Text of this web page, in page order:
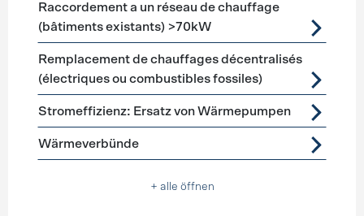
Raccordement a un réseau de chauffage
(bâtiments existants) >70kW
Remplacement de chauffages décentralisés
(électriques ou combustibles fossiles)
Stromeffizienz: Ersatz von Wärmepumpen
Wärmeverbünde
+ alle öffnen